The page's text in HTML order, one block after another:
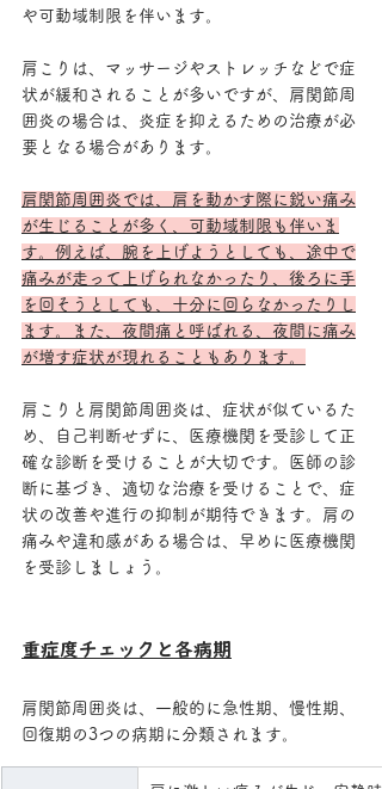
や可動域制限を伴います。
肩こりは、マッサージやストレッチなどで症
状が緩和されることが多いですが、肩関節周
囲炎の場合は、炎症を抑えるための治療が必
要となる場合があります。
肩関節周囲炎では、肩を動かす際に鋭い痛み
が生じることが多く、可動域制限も伴いま
す。例えば、腕を上げようとしても、途中で
痛みが走って上げられなかったり、後ろに手
を回そうとしても、十分に回らなかったりし
ます。また、夜間痛と呼ばれる、夜間に痛み
が増す症状が現れることもあります。
肩こりと肩関節周囲炎は、症状が似ているた
め、自己判断せずに、医療機関を受診して正
確な診断を受けることが大切です。医師の診
断に基づき、適切な治療を受けることで、症
状の改善や進行の抑制が期待できます。肩の
痛みや違和感がある場合は、早めに医療機関
を受診しましょう。
重症度チェックと各病期
肩関節周囲炎は、一般的に急性期、慢性期、
回復期の3つの病期に分類されます。